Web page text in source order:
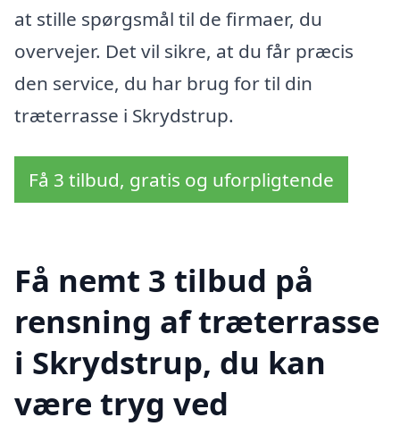
at stille spørgsmål til de firmaer, du
overvejer. Det vil sikre, at du får præcis
den service, du har brug for til din
træterrasse i Skrydstrup.
Få 3 tilbud, gratis og uforpligtende
Få nemt 3 tilbud på
rensning af træterrasse
i Skrydstrup, du kan
være tryg ved